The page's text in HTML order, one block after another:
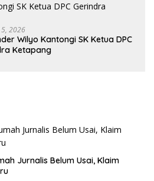
5, 2026
Wilyo Kantongi SK Ketua DPC
Ketapang
Jurnalis Belum Usai, Klaim